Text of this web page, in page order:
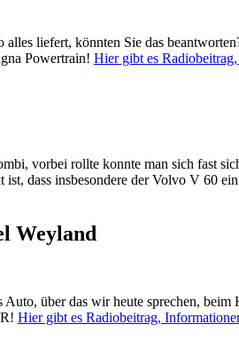
liefert, könnten Sie das
Powertrain! Hier gibt es
vorbei rollte konnte man sich fast
dass insbesondere der Volvo V 60
Weyland
über das wir heute sprechen,
Hier gibt es Radiobeitrag,